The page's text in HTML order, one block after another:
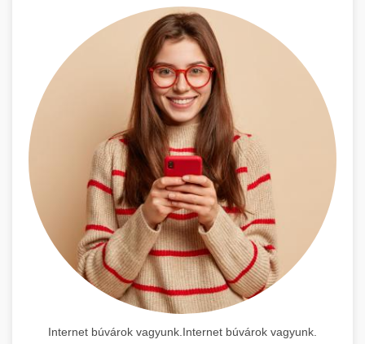
Internet búvárok vagyunk.Internet búvárok vagyunk.